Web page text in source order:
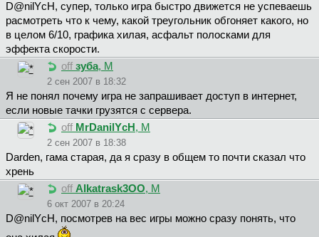
D@nilYcH, супер, только игра быстро движется не успеваешь
расмотреть что к чему, какой треугольник обгоняет какого, но
в целом 6/10, графика хилая, асфальт полосками для
эффекта скорости.
off зyбa, М
2 сен 2007 в 18:32
Я не понял почему игра не запрашивает доступ в интернет,
если новые тачки грузятся с сервера.
off MrDanilYcH , М
2 сен 2007 в 18:38
Darden, гама старая, да я сразу в общем то почти сказал что
хрень
off Alkatrask3OO, М
6 окт 2007 в 20:24
D@nilYcH, посмотрев на вес игры можно сразу понять, что